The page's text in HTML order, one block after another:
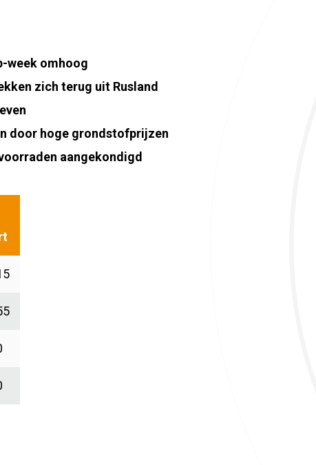
week omhoog
zich terug uit Rusland
door hoge grondstofprijzen
aangekondigd